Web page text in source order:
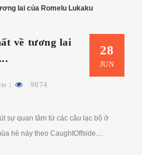
28
JUN
về tương lai
9074
sự quan tâm từ các câu lạc bộ ở
hè này theo CaughtOffside....